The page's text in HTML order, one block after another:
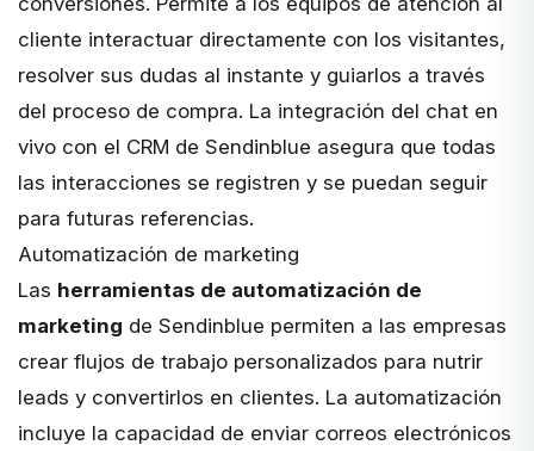
cliente interactuar directamente con los visitantes,
resolver sus dudas al instante y guiarlos a través
del proceso de compra. La integración del chat en
vivo con el CRM de Sendinblue asegura que todas
las interacciones se registren y se puedan seguir
para futuras referencias.
Automatización de marketing
Las herramientas de automatización de
marketing de Sendinblue permiten a las empresas
crear flujos de trabajo personalizados para nutrir
leads y convertirlos en clientes. La automatización
incluye la capacidad de enviar correos electrónicos